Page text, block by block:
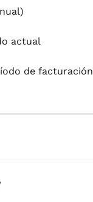
actual
de facturación